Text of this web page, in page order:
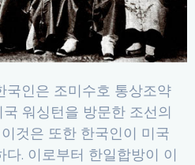
국인은 조미수호 통상조약
워싱턴을 방문한 조선의
것은 또한 한국인이 미국
. 이로부터 한일합방이 이